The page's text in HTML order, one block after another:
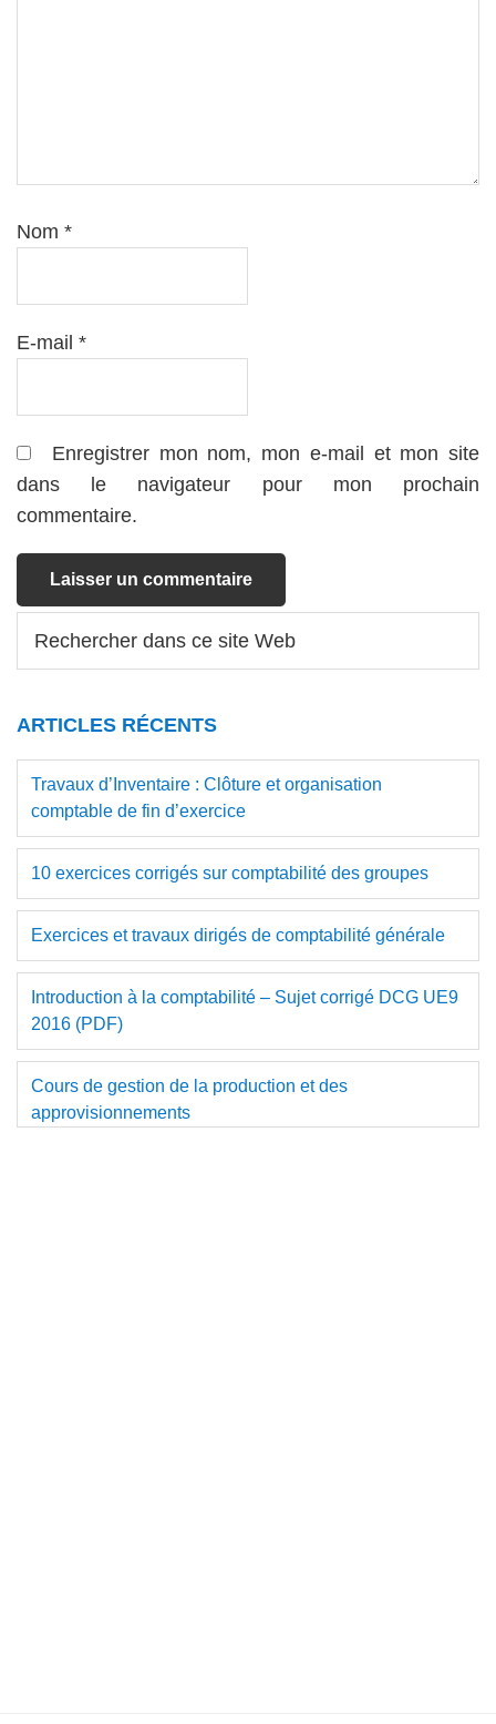
Nom *
E-mail *
Enregistrer mon nom, mon e-mail et mon site
dans le navigateur pour mon prochain
commentaire.
Barre
latérale
dans
Web
ARTICLES RÉCENTS
Travaux d’Inventaire : Clôture et organisation
comptable de fin d’exercice
10 exercices corrigés sur comptabilité des groupes
Exercices et travaux dirigés de comptabilité générale
Introduction à la comptabilité – Sujet corrigé DCG UE9
2016 (PDF)
Cours de gestion de la production et des
approvisionnements